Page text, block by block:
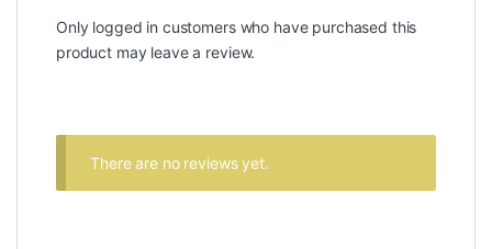
Only logged in customers who have purchased this
product may leave a review.
There are no reviews yet.